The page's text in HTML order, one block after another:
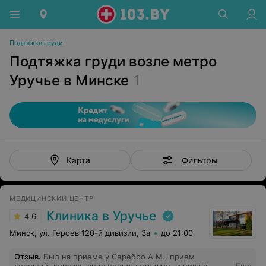
Подтяжка груди
Подтяжка груди возле метро
Уручье в Минске 1
Карта Фильтры
МЕДИЦИНСКИЙ ЦЕНТР
4.6 Клиника в Уручье
Минск, ул. Героев 120-й дивизии, 3а до 21:00
Отзыв. Был на приеме у Серебро А.М., прием